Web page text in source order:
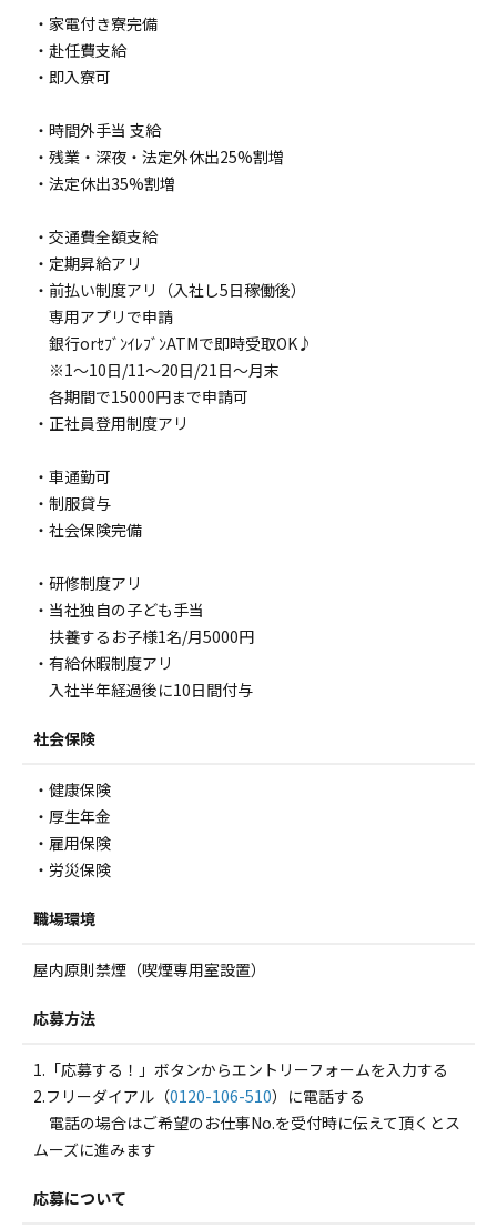
・家電付き寮完備
・赴任費支給
・即入寮可
・時間外手当 支給
・残業・深夜・法定外休出25%割増
・法定休出35%割増
・交通費全額支給
・定期昇給アリ
・前払い制度アリ（入社し5日稼働後）
専用アプリで申請
銀行orｾﾌﾞﾝｲﾚﾌﾞﾝATMで即時受取OK♪
※1～10日/11～20日/21日～月末
各期間で15000円まで申請可
・正社員登用制度アリ
・車通勤可
・制服貸与
・社会保険完備
・研修制度アリ
・当社独自の子ども手当
扶養するお子様1名/月5000円
・有給休暇制度アリ
入社半年経過後に10日間付与
社会保険
・健康保険
・厚生年金
・雇用保険
・労災保険
職場環境
屋内原則禁煙（喫煙専用室設置）
応募方法
1.「応募する！」ボタンからエントリーフォームを入力する
2.フリーダイアル（0120-106-510）に電話する
電話の場合はご希望のお仕事No.を受付時に伝えて頂くとス
ムーズに進みます
応募について